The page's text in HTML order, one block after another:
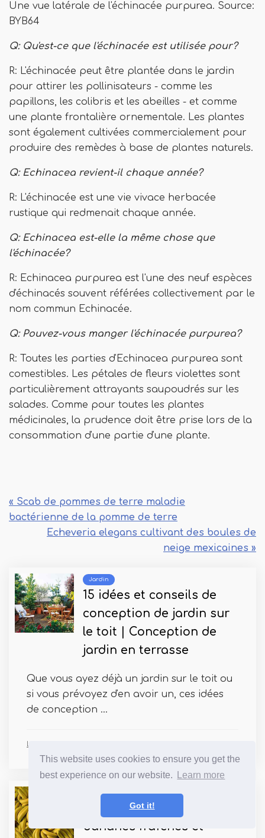
This website uses cookies to ensure you get the
best experience on our website.
Learn more
Got it!
Une vue latérale de l'échinacée purpurea. Source:
BYB64
Q: Qu'est-ce que l'échinacée est utilisée pour?
R: L'échinacée peut être plantée dans le jardin
pour attirer les pollinisateurs - comme les
papillons, les colibris et les abeilles - et comme
une plante frontalière ornementale. Les plantes
sont également cultivées commercialement pour
produire des remèdes à base de plantes naturels.
Q: Echinacea revient-il chaque année?
R: L'échinacée est une vie vivace herbacée
rustique qui redmenait chaque année.
Q: Echinacea est-elle la même chose que
l'échinacée?
R: Echinacea purpurea est l'une des neuf espèces
d'échinacés souvent référées collectivement par le
nom commun Echinacée.
Q: Pouvez-vous manger l'échinacée purpurea?
R: Toutes les parties d'Echinacea purpurea sont
comestibles. Les pétales de fleurs violettes sont
particulièrement attrayants saupoudrés sur les
salades. Comme pour toutes les plantes
médicinales, la prudence doit être prise lors de la
consommation d'une partie d'une plante.
« Scab de pommes de terre maladie
bactérienne de la pomme de terre
Echeveria elegans cultivant des boules de
neige mexicaines »
Jardin
15 idées et conseils de
conception de jardin sur
le toit | Conception de
jardin en terrasse
Que vous ayez déjà un jardin sur le toit ou
si vous prévoyez d'en avoir un, ces idées
de conception ...
Lucas Garcia
Meilleur et haut du jardinage
Comment garder les
bananes fraîches et